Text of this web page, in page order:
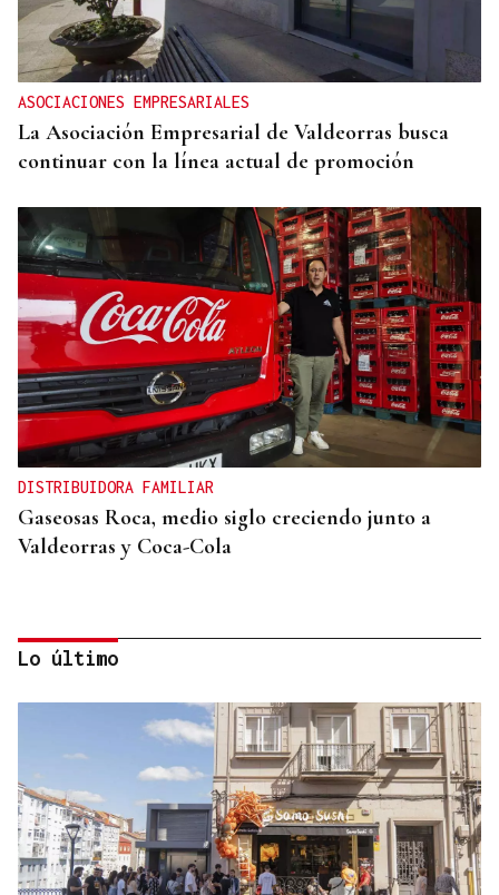
ASOCIACIONES EMPRESARIALES
La Asociación Empresarial de Valdeorras busca
continuar con la línea actual de promoción
DISTRIBUIDORA FAMILIAR
Gaseosas Roca, medio siglo creciendo junto a
Valdeorras y Coca-Cola
IMPULSO AL TEJIDO EMPRESARIAL
Lo último